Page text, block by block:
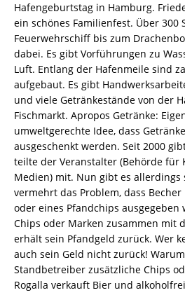
Hafengeburtstag in Hamburg.
ein schönes Familienfest. Über 300
Feuerwehrschiff bis zum
dabei. Es gibt Vorführungen zu
Luft. Entlang der Hafenmeile sind
aufgebaut. Es gibt
und viele Getränkestände von der
Fischmarkt. Apropos Getränke:
umweltgerechte Idee, dass
ausgeschenkt werden. Seit 2000
teilte der Veranstalter (Behörde für
Medien) mit. Nun gibt es allerdings
vermehrt das Problem, dass
oder eines Pfandchips
Chips oder Marken zusammen mit
erhält sein Pfandgeld zurück. Wer
auch sein Geld nicht zurück!
Standbetreiber zusätzliche Chips
Rogalla verkauft Bier und